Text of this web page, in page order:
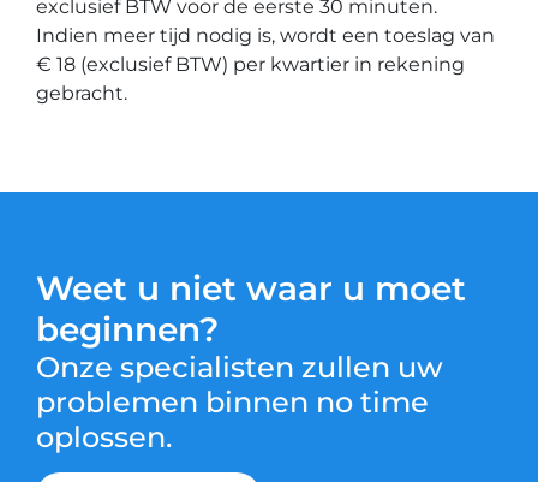
exclusief BTW voor de eerste 30 minuten.
Indien meer tijd nodig is, wordt een toeslag van
€ 18 (exclusief BTW) per kwartier in rekening
gebracht.
Weet u niet waar u moet
beginnen?
Onze specialisten zullen uw
problemen binnen no time
oplossen.